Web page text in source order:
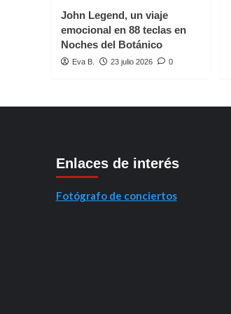
Y
YA’
John Legend, un viaje
emocional en 88 teclas en
Noches del Botánico
Eva B. 23 julio 2026 0
Enlaces de interés
Fotógrafo de conciertos